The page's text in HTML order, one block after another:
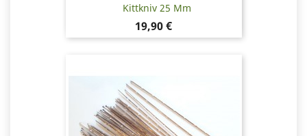
Kittkniv 25 Mm
Pris
19,90 €